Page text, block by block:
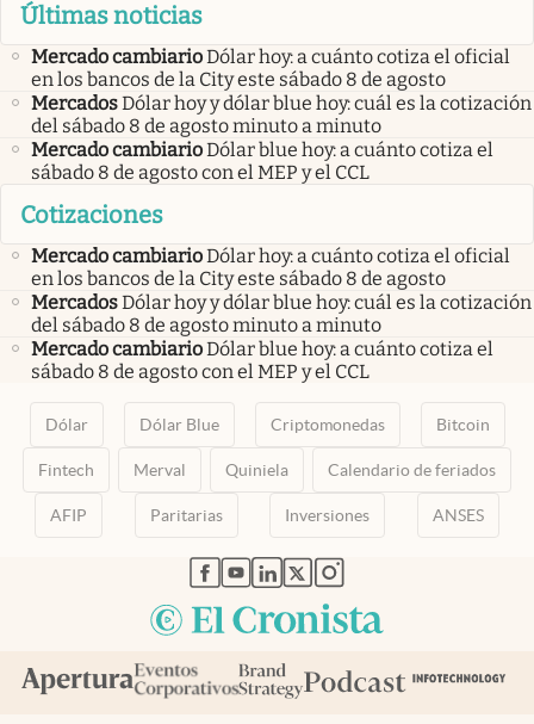
Últimas noticias
Mercado cambiarioDólar hoy: a cuánto cotiza el oficial
en los bancos de la City este sábado 8 de agosto
MercadosDólar hoy y dólar blue hoy: cuál es la cotización
del sábado 8 de agosto minuto a minuto
Mercado cambiarioDólar blue hoy: a cuánto cotiza el
sábado 8 de agosto con el MEP y el CCL
Cotizaciones
Mercado cambiarioDólar hoy: a cuánto cotiza el oficial
en los bancos de la City este sábado 8 de agosto
MercadosDólar hoy y dólar blue hoy: cuál es la cotización
del sábado 8 de agosto minuto a minuto
Mercado cambiarioDólar blue hoy: a cuánto cotiza el
sábado 8 de agosto con el MEP y el CCL
Dólar Dólar Blue Criptomonedas Bitcoin
Fintech Merval Quiniela Calendario de feriados
AFIP Paritarias Inversiones ANSES
abre en nueva pestaña
abre en nueva pestaña
abre en nueva pestaña
abre en nueva pestaña
abre en nueva pestaña